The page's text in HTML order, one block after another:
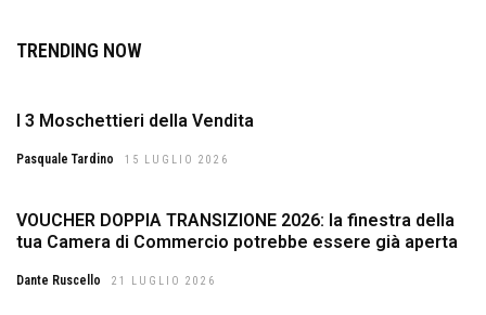
TRENDING NOW
I 3 Moschettieri della Vendita
Pasquale Tardino 15 LUGLIO 2026
VOUCHER DOPPIA TRANSIZIONE 2026: la finestra della
tua Camera di Commercio potrebbe essere già aperta
Dante Ruscello 21 LUGLIO 2026